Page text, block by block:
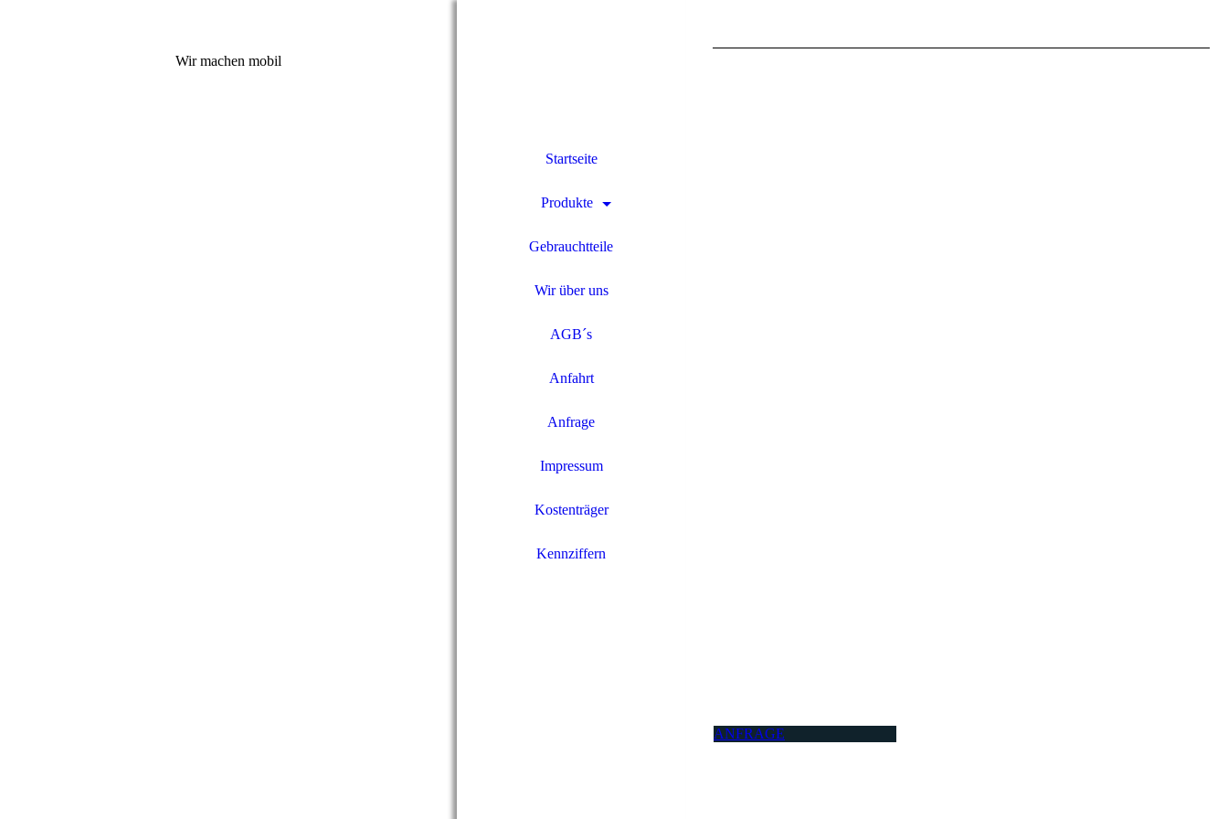
Wir machen mobil
Startseite
Produkte
Gebrauchtteile
Wir über uns
AGB´s
Anfahrt
Anfrage
Impressum
Kostenträger
Kennziffern
ANFRAGE